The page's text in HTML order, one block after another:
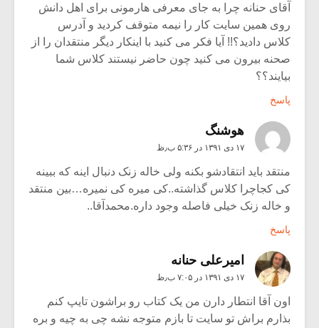
آقای حنانه چرا به جای معرفی هارمونی برای اهل دانش
روی همین سایت کار را نیمه متوقف کردید و آدرس
کلاس دادید؟!! آیا فکر می کنید با اینکار دیگر منتقدان را از
صحنه بیرون می کنید چون حاضر نیستند کلاس شما
بیایند؟؟
پاسخ
هوشنگ
۱۷ دی ۱۳۹۱ در ۵:۳۶ ب٫ظ
منتقد باید انتقادشو بکنه ولی خاله زنک دنبال اینه که ببینه
کی کجاچرا کلاس گذاشته..کی میره کی نمیره…بین منتقد
و خاله زنک خیلی فاصله وجود داره.محمدآقا..
پاسخ
امیرعلی حنانه
۱۷ دی ۱۳۹۱ در ۷:۰۵ ب٫ظ
اون آقا انتطار دارن من یک کتاب رو براشون تایپ کنم
بذارم براش تو سایت تا بازم متوجه نشه چی به چیه و بره